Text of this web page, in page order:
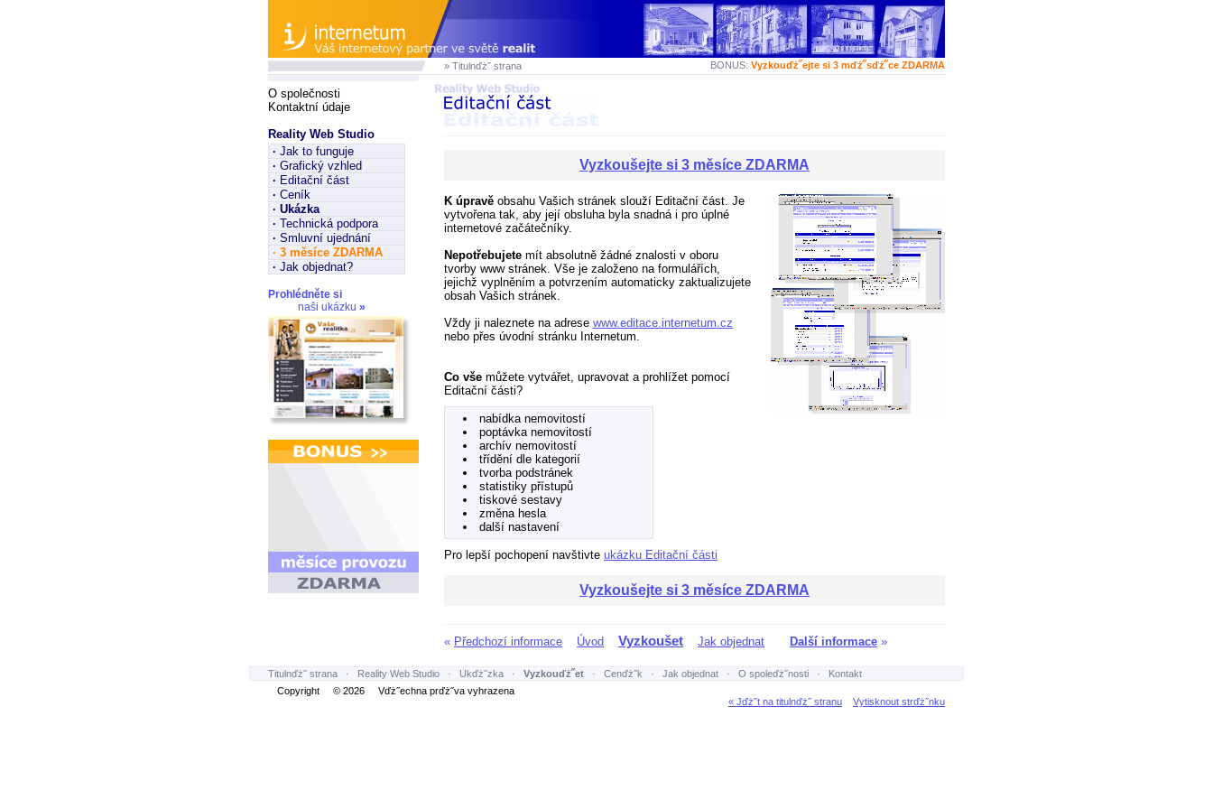
BONUS: Vyzkouďż˝ejte si 3 mďż˝sďż˝ce ZDARMA
» Titulnďż˝ strana
O společnosti
Kontaktní údaje
Reality Web Studio
· Jak to funguje
· Grafický vzhled
· Editační část
· Ceník
· Ukázka
· Technická podpora
· Smluvní ujednání
· 3 měsíce ZDARMA
· Jak objednat?
Prohlédněte si
naši ukázku »
Vyzkoušejte si 3 měsíce ZDARMA
K úpravě obsahu Vašich stránek slouží Editační část. Je
vytvořena tak, aby její obsluha byla snadná i pro úplné
internetové začátečníky.
Nepotřebujete mít absolutně žádné znalosti v oboru
tvorby www stránek. Vše je založeno na formulářích,
jejichž vyplněním a potvrzením automaticky zaktualizujete
obsah Vašich stránek.
Vždy ji naleznete na adrese www.editace.internetum.cz
nebo přes úvodní stránku Internetum.
Co vše můžete vytvářet, upravovat a prohlížet pomocí
Editační části?
nabídka nemovitostí
poptávka nemovitostí
archív nemovitostí
třídění dle kategorií
tvorba podstránek
statistiky přístupů
tiskové sestavy
změna hesla
další nastavení
Pro lepší pochopení navštivte ukázku Editační části
Vyzkoušejte si 3 měsíce ZDARMA
« Předchozí informace Úvod Vyzkoušet Jak objednat Další informace »
Titulnďż˝ strana · Reality Web Studio · Ukďż˝zka · Vyzkouďż˝et · Cenďż˝k · Jak objednat · O spoleďż˝nosti · Kontakt
Copyright © 2026 Vďż˝echna prďż˝va vyhrazena
« Jďż˝t na titulnďż˝ stranu
Vytisknout strďż˝nku